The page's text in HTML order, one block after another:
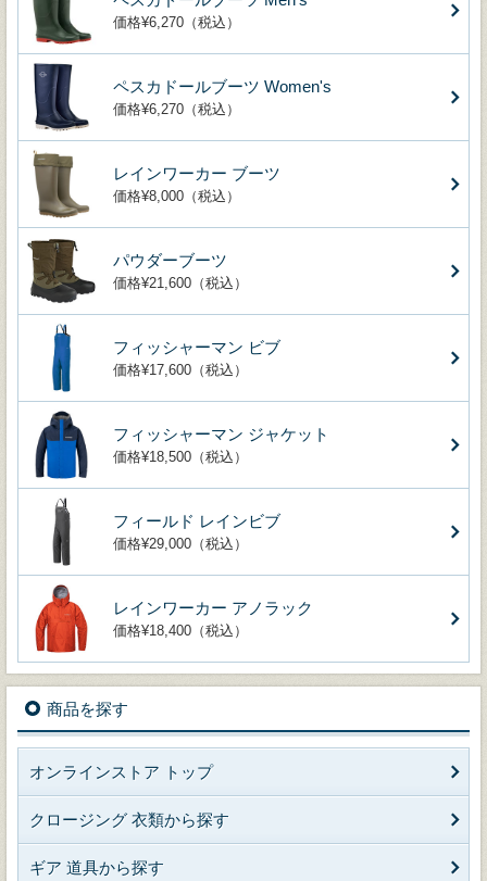
価格¥6,270（税込）
ペスカドールブーツ Women's
価格¥6,270（税込）
レインワーカー ブーツ
価格¥8,000（税込）
パウダーブーツ
価格¥21,600（税込）
フィッシャーマン ビブ
価格¥17,600（税込）
フィッシャーマン ジャケット
価格¥18,500（税込）
フィールド レインビブ
価格¥29,000（税込）
レインワーカー アノラック
価格¥18,400（税込）
商品を探す
オンラインストア トップ
クロージング 衣類から探す
ギア 道具から探す